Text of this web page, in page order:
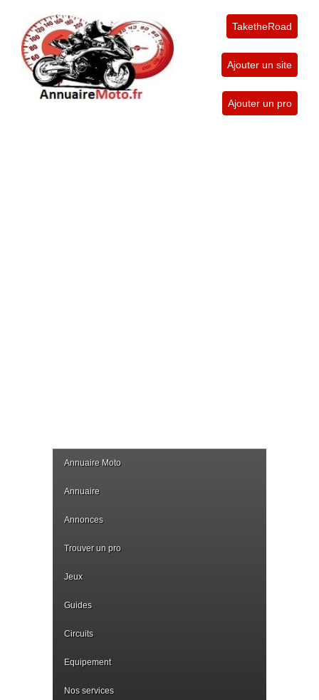
TaketheRoad
Ajouter un site
Ajouter un pro
Annuaire Moto
Annuaire
Annonces
Trouver un pro
Jeux
Guides
Circuits
Equipement
Nos services